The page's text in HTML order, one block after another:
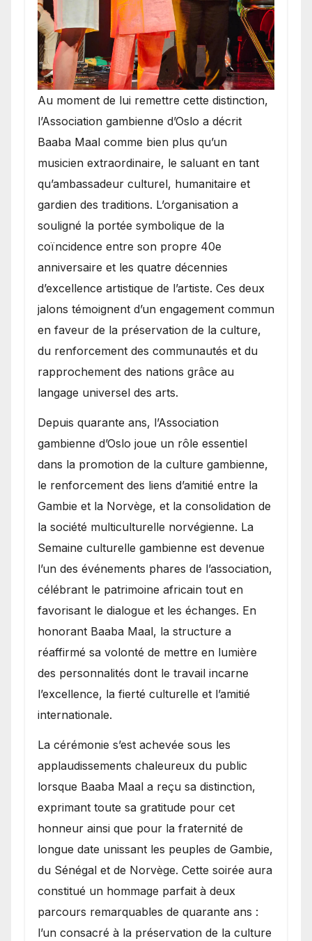
​Au moment de lui remettre cette distinction,
l’Association gambienne d’Oslo a décrit
Baaba Maal comme bien plus qu’un
musicien extraordinaire, le saluant en tant
qu’ambassadeur culturel, humanitaire et
gardien des traditions. L’organisation a
souligné la portée symbolique de la
coïncidence entre son propre 40e
anniversaire et les quatre décennies
d’excellence artistique de l’artiste. Ces deux
jalons témoignent d’un engagement commun
en faveur de la préservation de la culture,
du renforcement des communautés et du
rapprochement des nations grâce au
langage universel des arts.
​Depuis quarante ans, l’Association
gambienne d’Oslo joue un rôle essentiel
dans la promotion de la culture gambienne,
le renforcement des liens d’amitié entre la
Gambie et la Norvège, et la consolidation de
la société multiculturelle norvégienne. La
Semaine culturelle gambienne est devenue
l’un des événements phares de l’association,
célébrant le patrimoine africain tout en
favorisant le dialogue et les échanges. En
honorant Baaba Maal, la structure a
réaffirmé sa volonté de mettre en lumière
des personnalités dont le travail incarne
l’excellence, la fierté culturelle et l’amitié
internationale.
​La cérémonie s’est achevée sous les
applaudissements chaleureux du public
lorsque Baaba Maal a reçu sa distinction,
exprimant toute sa gratitude pour cet
honneur ainsi que pour la fraternité de
longue date unissant les peuples de Gambie,
du Sénégal et de Norvège. Cette soirée aura
constitué un hommage parfait à deux
parcours remarquables de quarante ans :
l’un consacré à la préservation de la culture